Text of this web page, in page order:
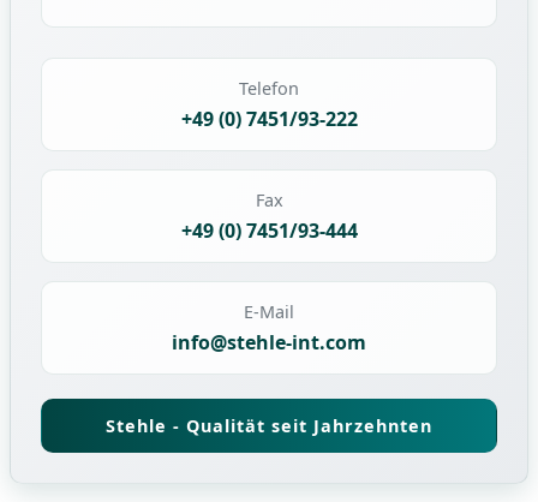
Telefon
+49 (0) 7451/93-222
Fax
+49 (0) 7451/93-444
E-Mail
info@stehle-int.com
Stehle - Qualität seit Jahrzehnten